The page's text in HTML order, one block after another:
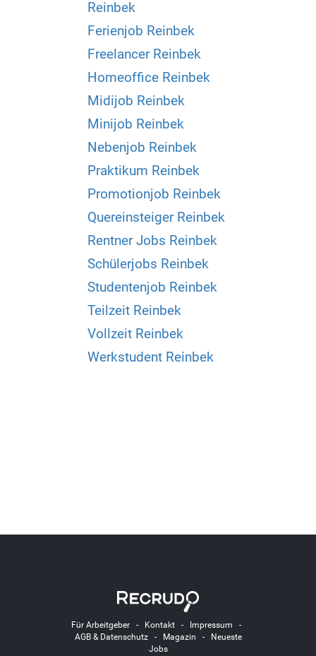
Reinbek
Ferienjob Reinbek
Freelancer Reinbek
Homeoffice Reinbek
Midijob Reinbek
Minijob Reinbek
Nebenjob Reinbek
Praktikum Reinbek
Promotionjob Reinbek
Quereinsteiger Reinbek
Rentner Jobs Reinbek
Schülerjobs Reinbek
Studentenjob Reinbek
Teilzeit Reinbek
Vollzeit Reinbek
Werkstudent Reinbek
Für Arbeitgeber- Kontakt- Impressum -
AGB & Datenschutz- Magazin -
Neueste
Jobs